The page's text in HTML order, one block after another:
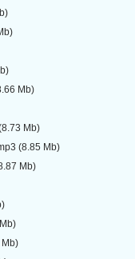
Mb)
Mb)
(8.85 Mb)
Mb)